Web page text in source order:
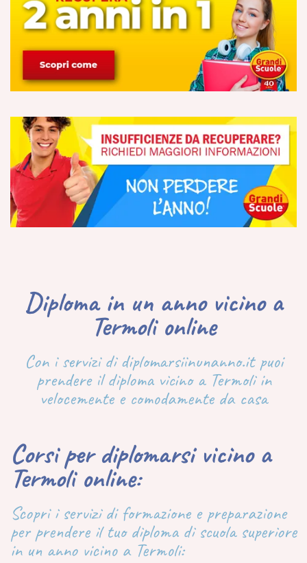
Diploma in un anno vicino a
Termoli online
Con i servizi di diplomarsiinunanno.it puoi
prendere il diploma vicino a Termoli in
velocemente e comodamente da casa
Corsi per diplomarsi vicino a
Termoli online:
Scopri i servizi di formazione e preparazione
per prendere il tuo diploma di scuola superiore
in un anno vicino a Termoli: